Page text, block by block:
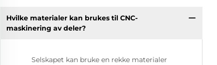
Hvilke materialer kan brukes til CNC-
maskinering av deler?
Selskapet kan bruke en rekke materialer